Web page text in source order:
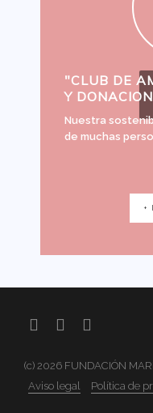
"CLUB DE
Y
Nuestra
de muchas
+
(c) 2026 FUNDACIÓN
Aviso legal
Política de